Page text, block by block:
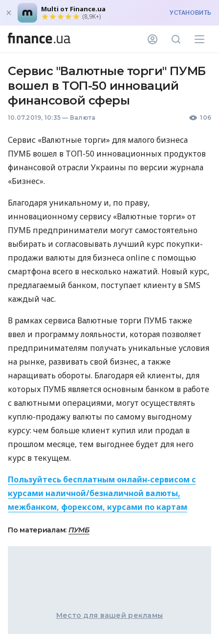
Multi от Finance.ua
(8,9K+) УСТАНОВИТЬ
Сервис "Валютные торги" ПУМБ
вошел в ТОП-50 инноваций
финансовой сферы
10.07.2019, 10:35 — Валюта 106
Сервис «Валютные торги» для малого бизнеса
ПУМБ вошел в ТОП-50 инновационных продуктов
финансовой отрасли Украины по версии журнала
«Бизнес».
Благодаря уникальному и, по праву,
инновационному сервису «Валютные торги» от
ПУМБ предприниматели могут самостоятельно
выбирать и согласовывать лучший курс покупки-
продажи валюты для бизнеса online с помощью
смартфона всего в несколько нажатий. Новый курс,
предлагаемый банком, поступает клиенту вSMS
каждый час.
В рамках сервиса Валютные торги ПУМБ также
ввел и программу лояльности, которая позволяет
предпринимателям получать уникальные условия
на рынке, развивать свой бизнес, а также
наращивать обороты. Благодаря ей клиенты, для
которых ПУМБявляется основным банком в работе
с валютными операциями, могут осуществлять
куплю-продажу валюты по самому выгодному
курсу: чем больше клиент купил или продал в
прошлом месяце, тем выгоднее будет для него
курс в текущем.
Пользуйтесь бесплатным онлайн-сервисом с
курсами наличной/безналичной валюты,
межбанком, форексом, курсами по картам
По материалам: ПУМБ
Место для вашей рекламы